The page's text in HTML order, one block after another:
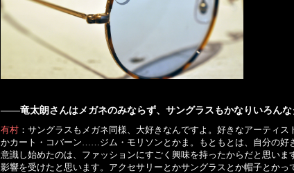
――竜太朗さんはメガネのみならず、サングラスもかなりいろんな
有村 ：サングラスもメガネ同様、大好きなんですよ。好きなアーティ
かカート・コバーン……ジム・モリソンとかま。もともとは、自分の好
意識し始めたのは、ファッションにすごく興味を持ったからだと思い
影響を受けたと思います。アクセサリーとかサングラスとか帽子とかっ